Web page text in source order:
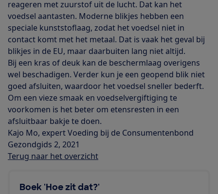
reageren met zuurstof uit de lucht. Dat kan het
voedsel aantasten. Moderne blikjes hebben een
speciale kunststoflaag, zodat het voedsel niet in
contact komt met het metaal. Dat is vaak het geval bij
blikjes in de EU, maar daarbuiten lang niet altijd.
Bij een kras of deuk kan de beschermlaag overigens
wel beschadigen. Verder kun je een geopend blik niet
goed afsluiten, waardoor het voedsel sneller bederft.
Om een vieze smaak en voedselvergiftiging te
voorkomen is het beter om etensresten in een
afsluitbaar bakje te doen.
Kajo Mo, expert Voeding bij de Consumentenbond
Gezondgids 2, 2021
Terug naar het overzicht
Boek 'Hoe zit dat?'